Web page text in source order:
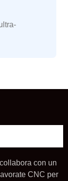
con un
CNC per